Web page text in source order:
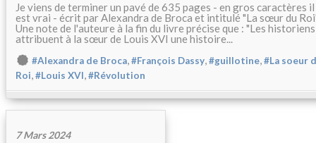
Je viens de terminer un pavé de 635 pages - en gros caractères il
est vrai - écrit par Alexandra de Broca et intitulé "La sœur du
Une note de l'auteure à la fin du livre précise que : "Les historiens
attribuent à la sœur de Louis XVI une histoire...
#Alexandra de Broca,#François Dassy,#guillotine,#La soeur
Roi,#Louis XVI,#Révolution
7 Mars 2024